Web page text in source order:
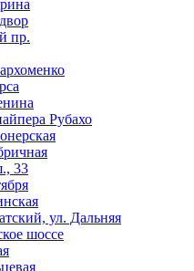
пр.
Рубахо
33
ул. Дальняя
шоссе